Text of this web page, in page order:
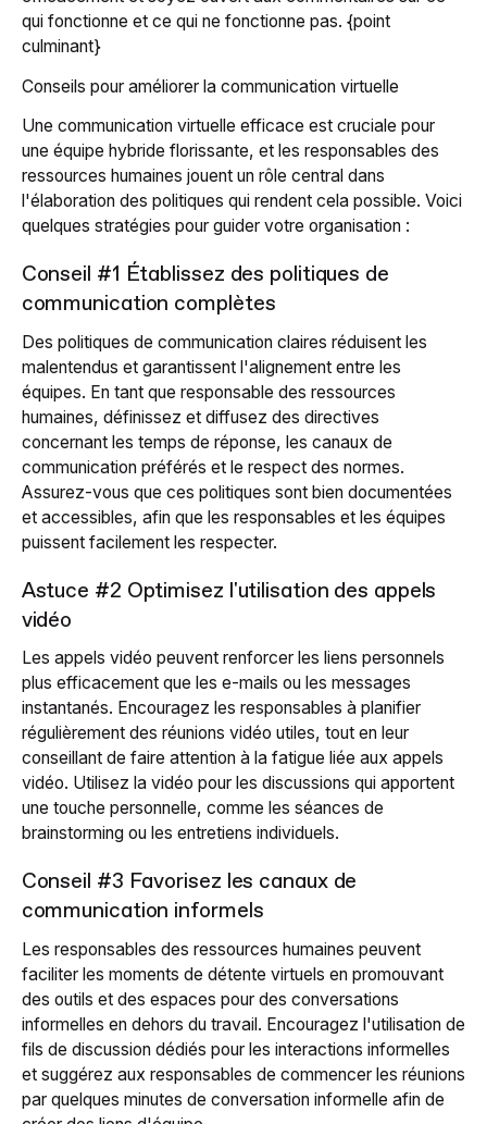
qui fonctionne et ce qui ne fonctionne pas. {point
culminant}
Conseils pour améliorer la communication virtuelle
Une communication virtuelle efficace est cruciale pour
une équipe hybride florissante, et les responsables des
ressources humaines jouent un rôle central dans
l'élaboration des politiques qui rendent cela possible. Voici
quelques stratégies pour guider votre organisation :
Conseil #1 Établissez des politiques de
communication complètes
Des politiques de communication claires réduisent les
malentendus et garantissent l'alignement entre les
équipes. En tant que responsable des ressources
humaines, définissez et diffusez des directives
concernant les temps de réponse, les canaux de
communication préférés et le respect des normes.
Assurez-vous que ces politiques sont bien documentées
et accessibles, afin que les responsables et les équipes
puissent facilement les respecter.
Astuce #2 Optimisez l'utilisation des appels
vidéo
Les appels vidéo peuvent renforcer les liens personnels
plus efficacement que les e-mails ou les messages
instantanés. Encouragez les responsables à planifier
régulièrement des réunions vidéo utiles, tout en leur
conseillant de faire attention à la fatigue liée aux appels
vidéo. Utilisez la vidéo pour les discussions qui apportent
une touche personnelle, comme les séances de
brainstorming ou les entretiens individuels.
Conseil #3 Favorisez les canaux de
communication informels
Les responsables des ressources humaines peuvent
faciliter les moments de détente virtuels en promouvant
des outils et des espaces pour des conversations
informelles en dehors du travail. Encouragez l'utilisation de
fils de discussion dédiés pour les interactions informelles
et suggérez aux responsables de commencer les réunions
par quelques minutes de conversation informelle afin de